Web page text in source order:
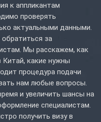
к аппликантам
проверять
актуальными данными.
за
Мы расскажем, как
какие нужны
процедура подачи
нам любые вопросы.
и увеличить шансы на
специалистам.
получить визу в